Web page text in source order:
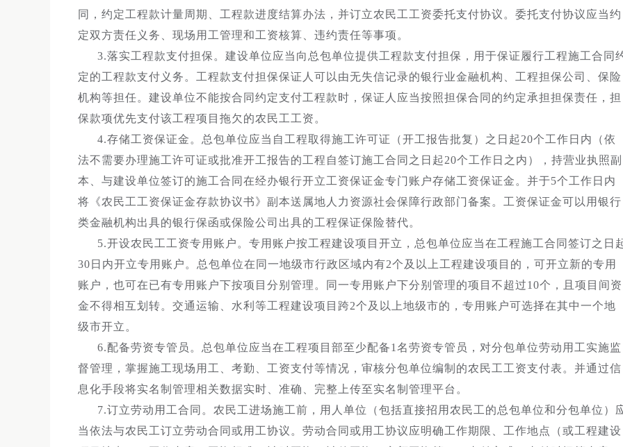
同，约定工程款计量周期、工程款进度结算办法，并订立农民工工资委托支付协议。委托支付协议应当约
定双方责任义务、现场用工管理和工资核算、违约责任等事项。
3.落实工程款支付担保。建设单位应当向总包单位提供工程款支付担保，用于保证履行工程施工合同
定的工程款支付义务。工程款支付担保保证人可以由无失信记录的银行业金融机构、工程担保公司、保险
机构等担任。建设单位不能按合同约定支付工程款时，保证人应当按照担保合同的约定承担担保责任，担
保款项优先支付该工程项目拖欠的农民工工资。
4.存储工资保证金。总包单位应当自工程取得施工许可证（开工报告批复）之日起20个工作日内（依
法不需要办理施工许可证或批准开工报告的工程自签订施工合同之日起20个工作日之内），持营业执照副
本、与建设单位签订的施工合同在经办银行开立工资保证金专门账户存储工资保证金。并于5个工作日内
将《农民工工资保证金存款协议书》副本送属地人力资源社会保障行政部门备案。工资保证金可以用银行
类金融机构出具的银行保函或保险公司出具的工程保证保险替代。
5.开设农民工工资专用账户。专用账户按工程建设项目开立，总包单位应当在工程施工合同签订之日
30日内开立专用账户。总包单位在同一地级市行政区域内有2个及以上工程建设项目的，可开立新的专用
账户，也可在已有专用账户下按项目分别管理。同一专用账户下分别管理的项目不超过10个，且项目间资
金不得相互划转。交通运输、水利等工程建设项目跨2个及以上地级市的，专用账户可选择在其中一个地
级市开立。
6.配备劳资专管员。总包单位应当在工程项目部至少配备1名劳资专管员，对分包单位劳动用工实施监
督管理，掌握施工现场用工、考勤、工资支付等情况，审核分包单位编制的农民工工资支付表。并通过信
息化手段将实名制管理相关数据实时、准确、完整上传至实名制管理平台。
7.订立劳动用工合同。农民工进场施工前，用人单位（包括直接招用农民工的总包单位和分包单位）
当依法与农民工订立劳动合同或用工协议。劳动合同或用工协议应明确工作期限、工作地点（或工程建设